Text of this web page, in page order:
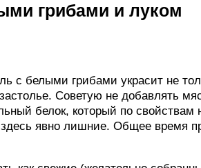
грибами и луком
с белыми грибами украсит не
Советую не добавлять
белок, который по свойствам
явно лишние. Общее время